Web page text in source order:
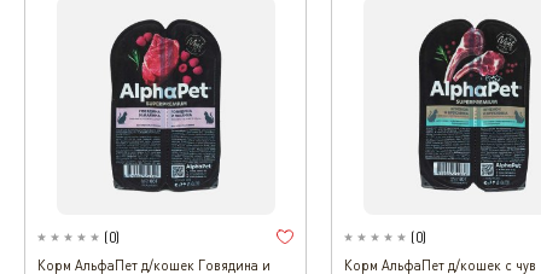
(0)
Корм АльфаПет д/кошек Говядина и
(0)
Корм АльфаПет д/кошек с чув